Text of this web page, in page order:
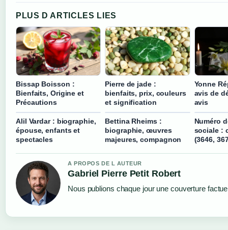
PLUS D ARTICLES LIES
Bissap Boisson :
Bienfaits, Origine et
Précautions
Pierre de jade :
bienfaits, prix, couleurs
et signification
Yonne
avis de
avis
Alil Vardar : biographie,
épouse, enfants et
spectacles
Bettina Rheims :
biographie, œuvres
majeures, compagnon
Numéro
sociale :
(3646,
A PROPOS DE L AUTEUR
Gabriel Pierre Petit Robert
Nous publions chaque jour une couverture